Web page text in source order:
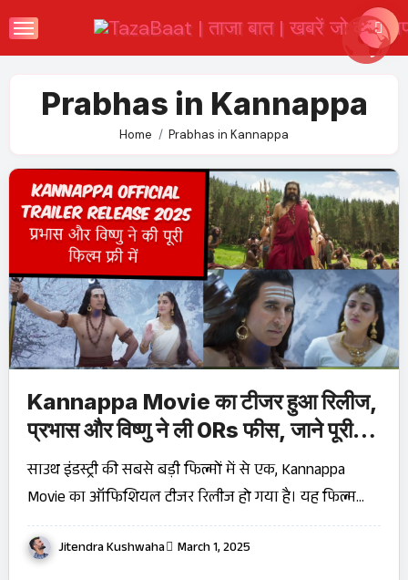
to
Prabhas in Kannappa
Home Prabhas in Kannappa
Kannappa Movie का टीजर हुआ रिलीज,
प्रभास और विष्णु ने ली 0Rs फीस, जाने पूरी
डिटेल
साउथ इंडस्ट्री की सबसे बड़ी फिल्मों में से एक, Kannappa
Movie का ऑफिशियल टीजर रिलीज हो गया है। यह फिल्म…
Jitendra Kushwaha March 1, 2025